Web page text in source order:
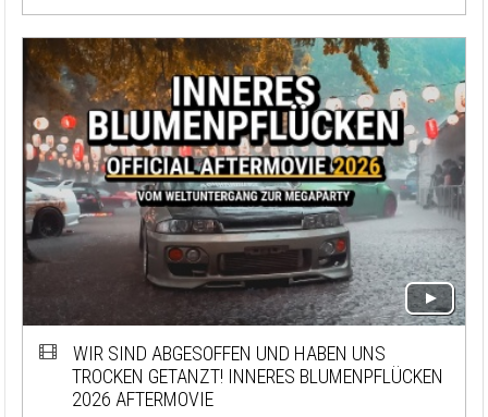
WIR SIND ABGESOFFEN UND HABEN UNS
TROCKEN GETANZT! INNERES BLUMENPFLÜCKEN
2026 AFTERMOVIE